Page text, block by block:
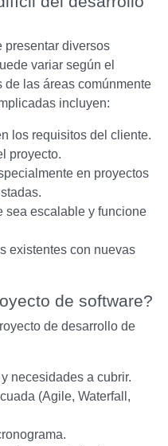
presentar diversos
variar según el
de las áreas comúnmente
incluyen:
los requisitos del cliente.
proyecto.
en proyectos
sea escalable y funcione
existentes con nuevas
de software?
de desarrollo de
necesidades a cubrir.
(Agile, Waterfall,